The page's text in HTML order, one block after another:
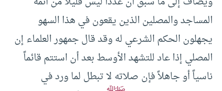
المساجد والمصلين الذين يقعون في هذا السهو
يجهلون الحكم الشرعي له وقد قال جمهور العلماء إن
المصلي إذا عاد للتشهد الأوسط بعد أن استتم قائماً
ناسياً أو جاهلاً فإن صلاته لا تبطل لما ورد في